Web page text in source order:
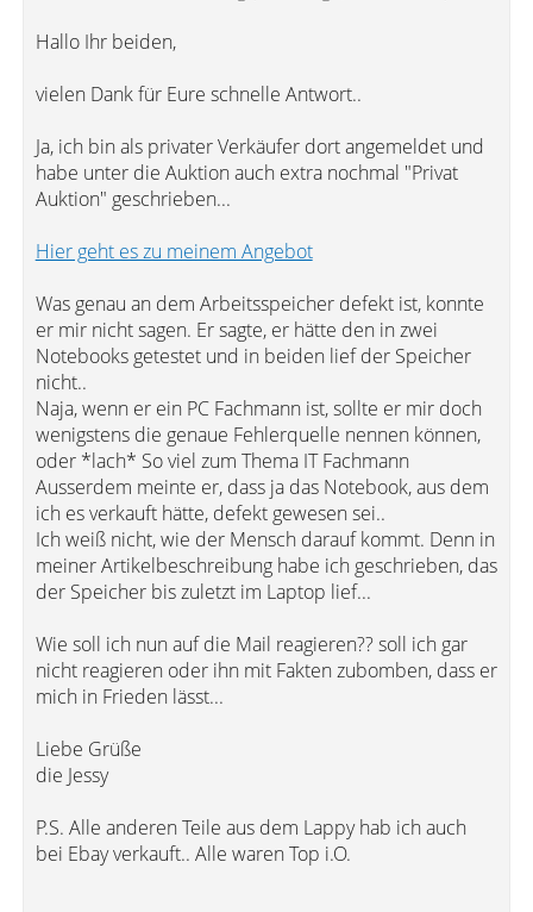
Hallo Ihr beiden,
vielen Dank für Eure schnelle Antwort..
Ja, ich bin als privater Verkäufer dort angemeldet und
habe unter die Auktion auch extra nochmal "Privat
Auktion" geschrieben...
Hier geht es zu meinem Angebot
Was genau an dem Arbeitsspeicher defekt ist, konnte
er mir nicht sagen. Er sagte, er hätte den in zwei
Notebooks getestet und in beiden lief der Speicher
nicht..
Naja, wenn er ein PC Fachmann ist, sollte er mir doch
wenigstens die genaue Fehlerquelle nennen können,
oder *lach* So viel zum Thema IT Fachmann
Ausserdem meinte er, dass ja das Notebook, aus dem
ich es verkauft hätte, defekt gewesen sei..
Ich weiß nicht, wie der Mensch darauf kommt. Denn in
meiner Artikelbeschreibung habe ich geschrieben, das
der Speicher bis zuletzt im Laptop lief...
Wie soll ich nun auf die Mail reagieren?? soll ich gar
nicht reagieren oder ihn mit Fakten zubomben, dass er
mich in Frieden lässt...
Liebe Grüße
die Jessy
P.S. Alle anderen Teile aus dem Lappy hab ich auch
bei Ebay verkauft.. Alle waren Top i.O.